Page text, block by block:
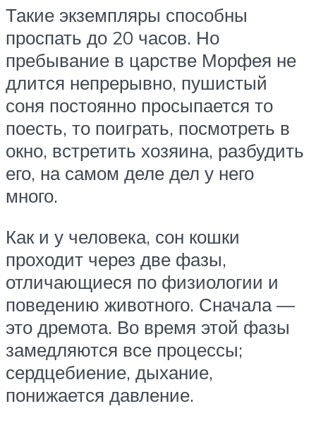
Такие экземпляры способны
проспать до 20 часов. Но
пребывание в царстве Морфея не
длится непрерывно, пушистый
соня постоянно просыпается то
поесть, то поиграть, посмотреть в
окно, встретить хозяина, разбудить
его, на самом деле дел у него
много.
Как и у человека, сон кошки
проходит через две фазы,
отличающиеся по физиологии и
поведению животного. Сначала —
это дремота. Во время этой фазы
замедляются все процессы;
сердцебиение, дыхание,
понижается давление.